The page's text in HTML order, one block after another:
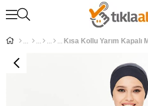
Kısa Kollu Yarım Kapalı